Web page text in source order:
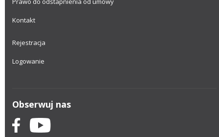
Kontakt
Rejestracja
Logowanie
Obserwuj nas